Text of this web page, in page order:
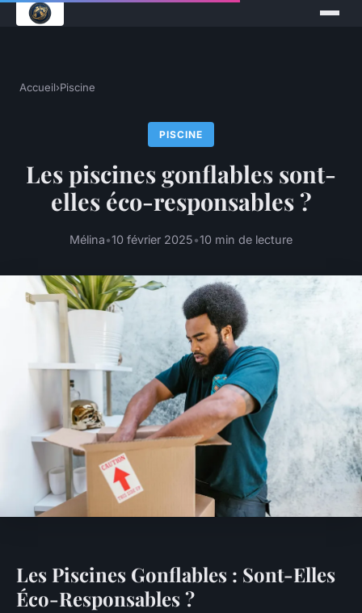
Accueil›Piscine
PISCINE
Les piscines gonflables sont-
elles éco-responsables ?
Mélina•10 février 2025•10 min de lecture
Les Piscines Gonflables : Sont-Elles
Éco-Responsables ?